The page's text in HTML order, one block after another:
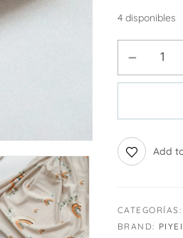
4 disponibles
Add
CATEGORÍAS:
BRAND: